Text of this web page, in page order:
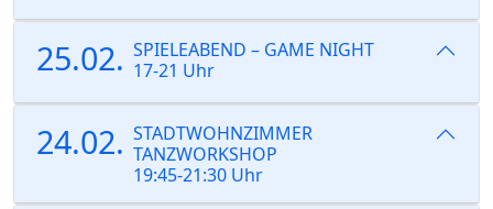
25.02. SPIELEABEND – GAME NIGHT
17-21 Uhr
24.02. STADTWOHNZIMMER
TANZWORKSHOP
19:45-21:30 Uhr